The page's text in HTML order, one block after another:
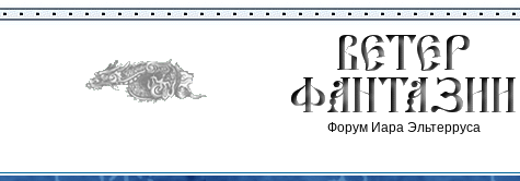
Форум Иара Эльтерруса